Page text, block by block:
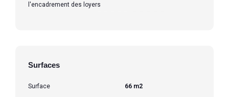
l'encadrement des loyers
Surfaces
Surface 66 m2